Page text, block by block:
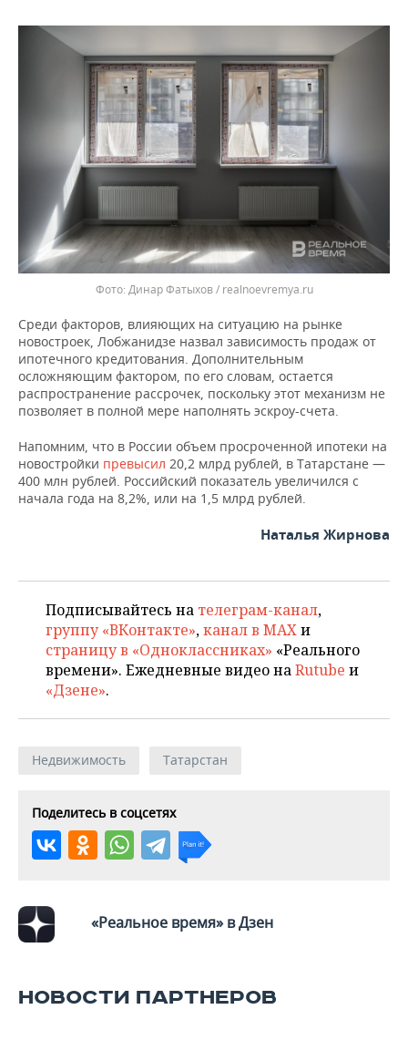
Динар Фатыхов / realnoevremya.ru
Среди факторов, влияющих на ситуацию на рынке
новостроек, Лобжанидзе назвал зависимость продаж от
ипотечного кредитования. Дополнительным
осложняющим фактором, по его словам, остается
распространение рассрочек, поскольку этот механизм не
позволяет в полной мере наполнять эскроу-счета.
Напомним, что в России объем просроченной ипотеки на
новостройки превысил 20,2 млрд рублей, в Татарстане —
400 млн рублей. Российский показатель увеличился с
начала года на 8,2%, или на 1,5 млрд рублей.
Наталья Жирнова
Подписывайтесь на телеграм-канал,
группу «ВКонтакте»,канал в MAXи
страницу в «Одноклассниках» «Реального
времени». Ежедневные видео наRutube и
«Дзене».
Недвижимость Татарстан
Поделитесь в соцсетях
«Реальное время» в Дзен
НОВОСТИ ПАРТНЕРОВ